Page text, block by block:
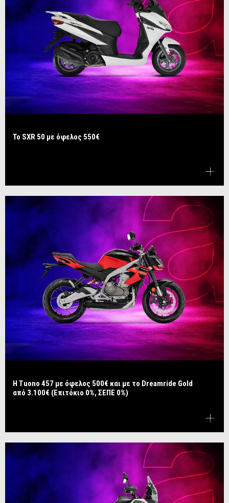
Το SXR 50 με όφελος 550€
​​​​​​​Η Tuono 457 με όφελος 500€ και με το Dreamride Gold
από 3.100€ (Επιτόκιο 0%, ΣΕΠΕ 0%)